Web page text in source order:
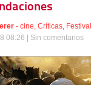
- cine, Críticas,
08:26 | Sin comentarios